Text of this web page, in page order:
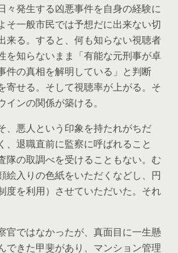
々発生する凶悪事件を自身の経験に
そ一般市民では予想だに出来ない切
来る。すると、何も知らない視聴者
を知らないまま「有能な元刑事が卓
件の真相を解明している」と判断
寄せる。そして視聴率が上がる。そ
ンの関係が築ける。
、悪人という印象を持たれがちだ
、退職直前に監察に呼ばれること
隊の取調べを受けることもない。む
絵入りの色紙をいただくなどし、円
度を利用）させていただいた。それ
官ではなかったが、真面目に一生懸
できた甲斐があり、マンション管理